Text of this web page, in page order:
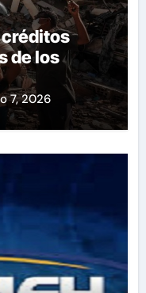
créditos
de los
7, 2026